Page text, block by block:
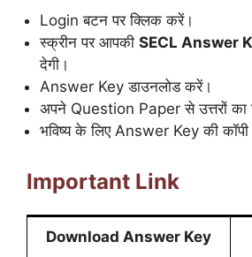
Login बटन पर क्लिक करें।
स्क्रीन पर आपकी SECL Answer
देगी।
Answer Key डाउनलोड करें।
अपने Question Paper से उत्तरों का
भविष्य के लिए Answer Key की कॉपी
Important Link
Download Answer Key